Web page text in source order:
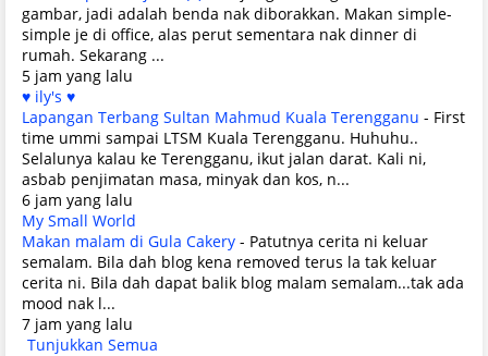
gambar, jadi adalah benda nak diborakkan. Makan simple-
simple je di office, alas perut sementara nak dinner di
rumah. Sekarang ...
5 jam yang lalu
♥ ily's ♥
Lapangan Terbang Sultan Mahmud Kuala Terengganu - First
time ummi sampai LTSM Kuala Terengganu. Huhuhu..
Selalunya kalau ke Terengganu, ikut jalan darat. Kali ni,
asbab penjimatan masa, minyak dan kos, n...
6 jam yang lalu
My Small World
Makan malam di Gula Cakery - Patutnya cerita ni keluar
semalam. Bila dah blog kena removed terus la tak keluar
cerita ni. Bila dah dapat balik blog malam semalam...tak ada
mood nak l...
7 jam yang lalu
Tunjukkan Semua